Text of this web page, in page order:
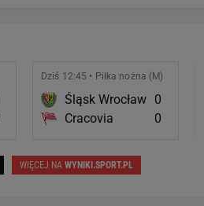
Dziś 12:45 • Piłka nożna (M)
Śląsk Wrocław 0
Cracovia
0
WIĘCEJ NAWYNIKI.SPORT.PL